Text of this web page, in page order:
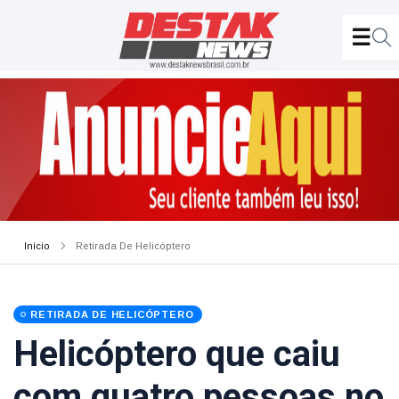
Início Retirada De Helicóptero
RETIRADA DE HELICÓPTERO
Helicóptero que caiu